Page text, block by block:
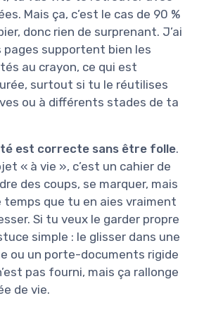
Mais ça, c’est le cas de 90 %
donc rien de surprenant. J’ai
pages supportent bien les
au crayon, ce qui est
surtout si tu le réutilises
ou à différents stades de ta
est correcte sans être folle.
« à vie », c’est un cahier de
des coups, se marquer, mais
que tu en aies vraiment
Si tu veux le garder propre
simple : le glisser dans une
ou un porte-documents rigide
pas fourni, mais ça rallonge
de vie.